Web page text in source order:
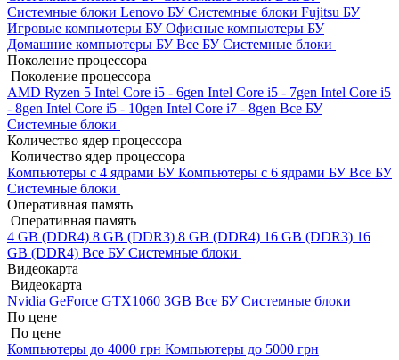
Системные блоки Lenovo БУСистемные блоки Fujitsu БУ
Игровые компьютеры БУОфисные компьютеры БУ
Домашние компьютеры БУВсе БУ Системные блоки
Поколение процессора
Поколение процессора
AMD Ryzen 5 Intel Core i5 - 6gen Intel Core i5 - 7gen Intel Core i5
- 8gen Intel Core i5 - 10gen Intel Core i7 - 8gen Все БУ
Системные блоки
Количество ядер процессора
Количество ядер процессора
Компьютеры с 4 ядрами БУКомпьютеры с 6 ядрами БУВсе БУ
Системные блоки
Оперативная память
Оперативная память
4 GB (DDR4) 8 GB (DDR3) 8 GB (DDR4) 16 GB (DDR3) 16
GB (DDR4) Все БУ Системные блоки
Видеокарта
Видеокарта
Nvidia GeForce GTX1060 3GB Все БУ Системные блоки
По цене
По цене
Компьютеры до 4000 грн Компьютеры до 5000 грн